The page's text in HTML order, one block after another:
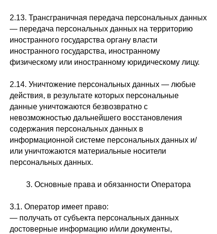
2.13. Трансграничная передача персональных данных
— передача персональных данных на территорию
иностранного государства органу власти
иностранного государства, иностранному
физическому или иностранному юридическому лицу.
2.14. Уничтожение персональных данных — любые
действия, в результате которых персональные
данные уничтожаются безвозвратно с
невозможностью дальнейшего восстановления
содержания персональных данных в
информационной системе персональных данных и/
или уничтожаются материальные носители
персональных данных.
3. Основные права и обязанности Оператора
3.1. Оператор имеет право:
— получать от субъекта персональных данных
достоверные информацию и/или документы,